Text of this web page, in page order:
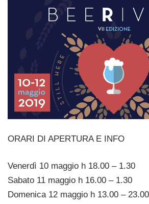
ORARI DI APERTURA E INFO
Venerdì 10 maggio h 18.00 – 1.30
Sabato 11 maggio h 16.00 – 1.30
Domenica 12 maggio h 13.00 – 23.00